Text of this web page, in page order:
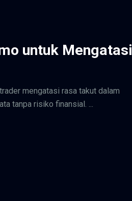
untuk Mengatasi
mengatasi rasa takut dalam
tanpa risiko finansial. ...